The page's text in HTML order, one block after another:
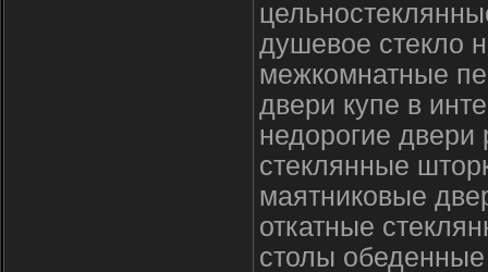
душевое стекло
межкомнатные
двери купе в
недорогие
стеклянные
маятниковые
откатные
столы